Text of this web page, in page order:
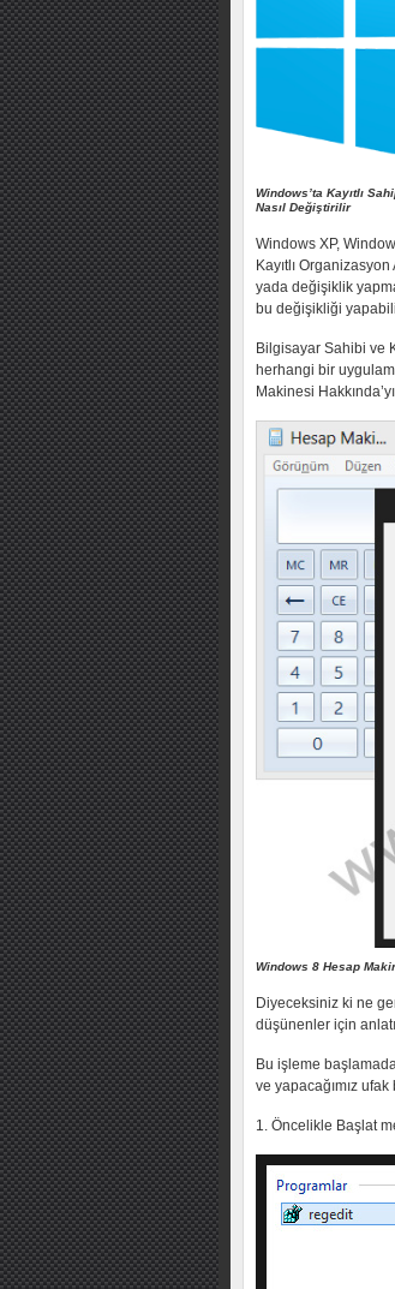
Windows’ta Kayıtlı
Nasıl Değiştirilir
Windows XP,
Kayıtlı
yada değişiklik
bu değişikliği
Bilgisayar Sahibi ve
herhangi bir
Makinesi
Windows 8 Hesap
Diyeceksiniz ki ne
düşünenler için
Bu işleme
ve yapacağımız
1. Öncelikle Başlat